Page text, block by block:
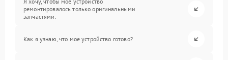
ремонтировалось только оригинальными
запчастями.
Как я узнаю, что мое устройство готово?